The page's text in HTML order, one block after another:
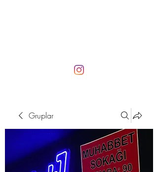
Gruplar